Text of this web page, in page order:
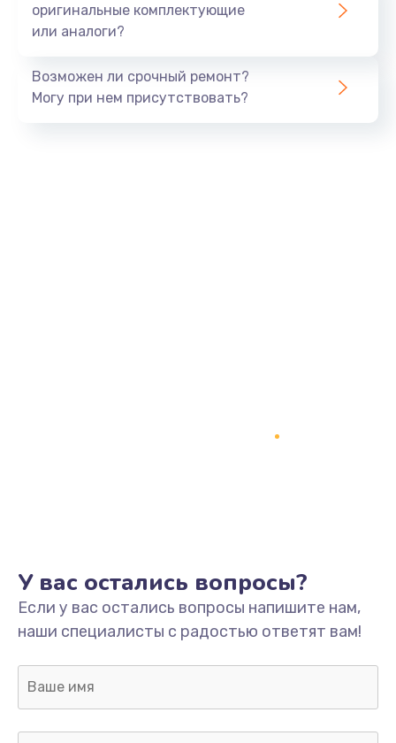
Заказать
1045 руб.
Заказать
Заказать
оригинальные комплектующие
или аналоги?
Возможен ли срочный ремонт?
Могу при нем присутствовать?
У вас остались вопросы?
Если у вас остались вопросы напишите нам,
наши специалисты с радостью ответят вам!